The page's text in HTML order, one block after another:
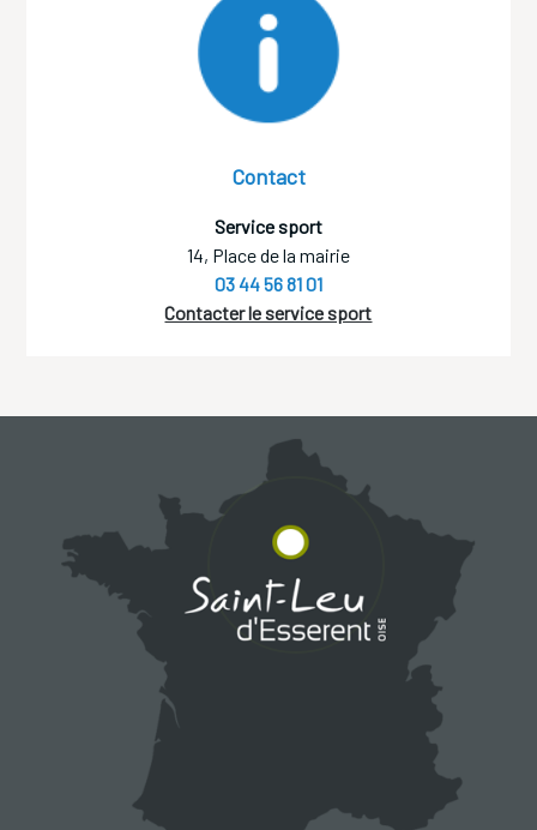
Contact
Service sport
14, Place de la mairie
03 44 56 81 01
Contacter le service sport